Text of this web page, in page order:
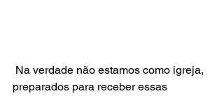
preparados para receber essas